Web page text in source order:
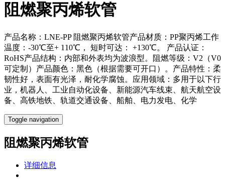
阻燃聚丙烯软管
产品名称：LNE-PP 阻燃聚丙烯软管产品材质：PP聚丙烯工作
温度：-30℃至+ 110℃， 短时可达： +130℃。 产品认证：
RoHS产品结构：内部和外表均为波浪型。阻燃等级：V2（V0
可定制）产品颜色：黑色（根据需要可开口）。产品特性：柔
韧性好，表面有光泽，耐化学腐蚀。应用领域：多用于以下行
业，机器人、工业自动化设备、新能源汽车线束、航天航空设
备、高铁地铁、轨道交通设备、船舶、电力发电、化学
Toggle navigation
阻燃聚丙烯软管
详细信息